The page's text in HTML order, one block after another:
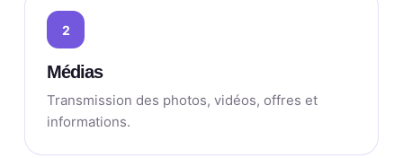
2
Médias
Transmission des photos, vidéos, offres et
informations.